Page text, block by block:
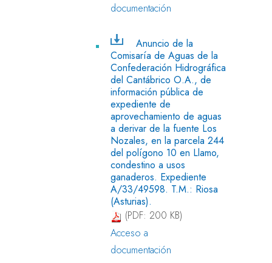
documentación
Anuncio de la
Comisaría de Aguas de la
Confederación Hidrográfica
del Cantábrico O.A., de
información pública de
expediente de
aprovechamiento de aguas
a derivar de la fuente Los
Nozales, en la parcela 244
del polígono 10 en Llamo,
condestino a usos
ganaderos. Expediente
A/33/49598. T.M.: Riosa
(Asturias).
(PDF: 200 KB)
Acceso a
documentación